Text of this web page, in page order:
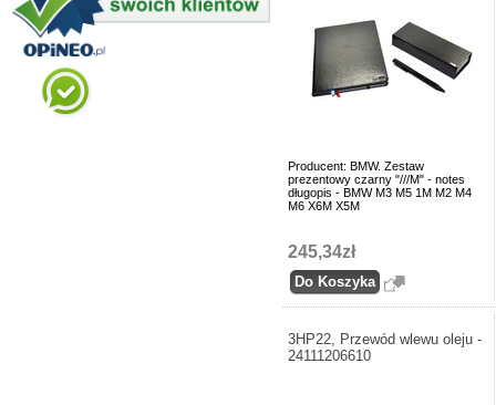
Producent: BMW. Zestaw
prezentowy czarny "///M" - notes
długopis - BMW M3 M5 1M M2 M4
M6 X6M X5M
245,34zł
3HP22, Przewód wlewu oleju -
24111206610